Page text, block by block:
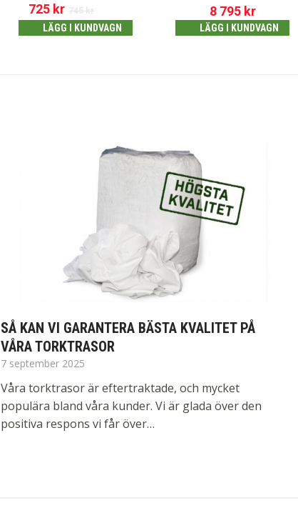
725 kr 745kr
LÄGG I KUNDVAGN
8 795 kr
LÄGG I KUNDVAGN
SÅ KAN VI GARANTERA BÄSTA KVALITET PÅ
VÅRA TORKTRASOR
7 september 2025
Våra torktrasor är eftertraktade, och mycket
populära bland våra kunder. Vi är glada över den
positiva respons vi får över…